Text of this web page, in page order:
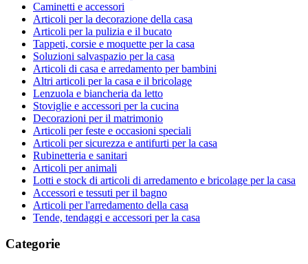
Caminetti e accessori
Articoli per la decorazione della casa
Articoli per la pulizia e il bucato
Tappeti, corsie e moquette per la casa
Soluzioni salvaspazio per la casa
Articoli di casa e arredamento per bambini
Altri articoli per la casa e il bricolage
Lenzuola e biancheria da letto
Stoviglie e accessori per la cucina
Decorazioni per il matrimonio
Articoli per feste e occasioni speciali
Articoli per sicurezza e antifurti per la casa
Rubinetteria e sanitari
Articoli per animali
Lotti e stock di articoli di arredamento e bricolage per la casa
Accessori e tessuti per il bagno
Articoli per l'arredamento della casa
Tende, tendaggi e accessori per la casa
Categorie